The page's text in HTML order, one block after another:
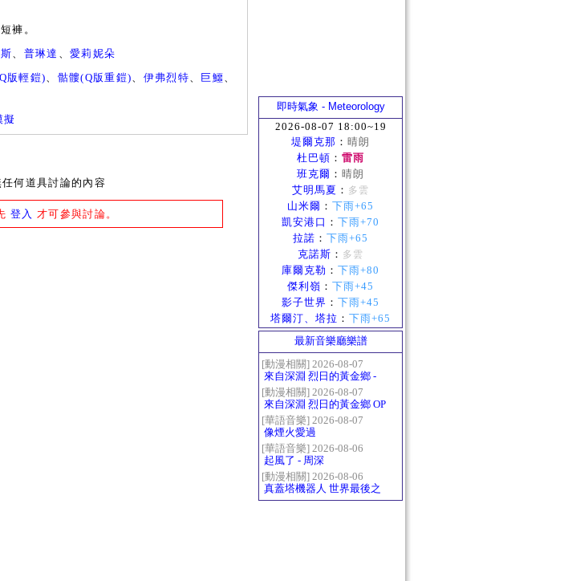
褲。
、 普琳達 、愛莉妮朵
版輕鎧)、 骷髏(Q版重鎧)、 伊弗烈特、 巨鱷、
擬
任何道具討論的內容
登入 才可參與討論。
即時氣象 - Meteorology
2026-08-07 18:00~19
堤爾克那 ： 晴朗
杜巴頓 ： 雷雨
班克爾 ： 晴朗
艾明馬夏 ： 多雲
山米爾 ： 下雨+65
凱安港口 ： 下雨+70
拉諾 ： 下雨+65
克諾斯 ： 多雲
庫爾克勒 ： 下雨+80
傑利嶺 ： 下雨+45
影子世界 ： 下雨+45
塔爾汀、塔拉 ： 下雨+65
最新音樂廳樂譜
[動漫相關] 2026-08-07
來自深淵 烈日的黃金鄉 -
Gravity
[動漫相關] 2026-08-07
來自深淵 烈日的黃金鄉 OP
- かたち(Katachi)
[華語音樂] 2026-08-07
像煙火愛過
[華語音樂] 2026-08-06
起風了 - 周深
[動漫相關] 2026-08-06
真蓋塔機器人 世界最後之
日OP2 HEATS